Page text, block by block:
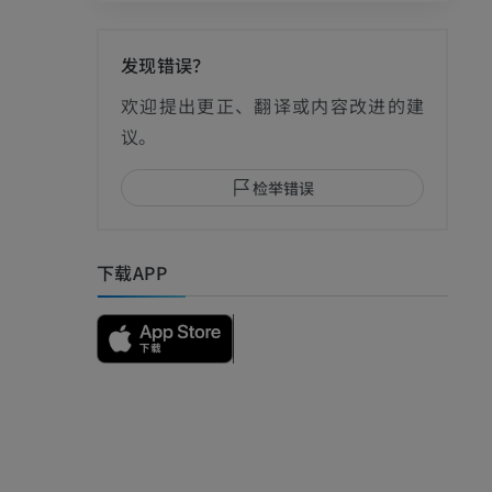
发现错误？
欢迎提出更正、翻译或内容改进的建
议。
检举错误
下载APP